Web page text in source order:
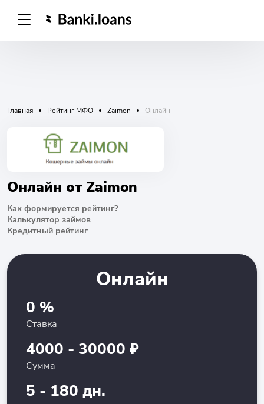
Главная Рейтинг МФО Zaimon Онлайн
Онлайн от Zaimon
Как формируется рейтинг?
Калькулятор займов
Кредитный рейтинг
Онлайн
0 %
Ставка
4000 - 30000 ₽
Сумма
5 - 180 дн.